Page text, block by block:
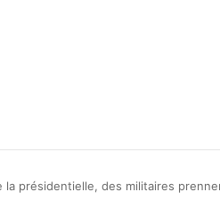
la présidentielle, des militaires